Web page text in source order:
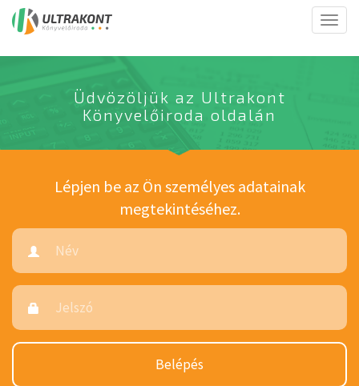
Üdvözöljük az Ultrakont
Könyvelőiroda oldalán
Lépjen be az Ön személyes adatainak
megtekintéséhez.
Belépés